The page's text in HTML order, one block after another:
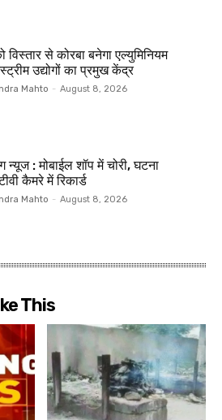
विस्तार से कोरबा बनेगा एल्युमिनियम
उद्योगों का प्रमुख केंद्र
Mahto - August 8, 2026
न्यूज : मोबाईल शॉप में चोरी, घटना
कैमरे में रिकार्ड
Mahto - August 8, 2026
This